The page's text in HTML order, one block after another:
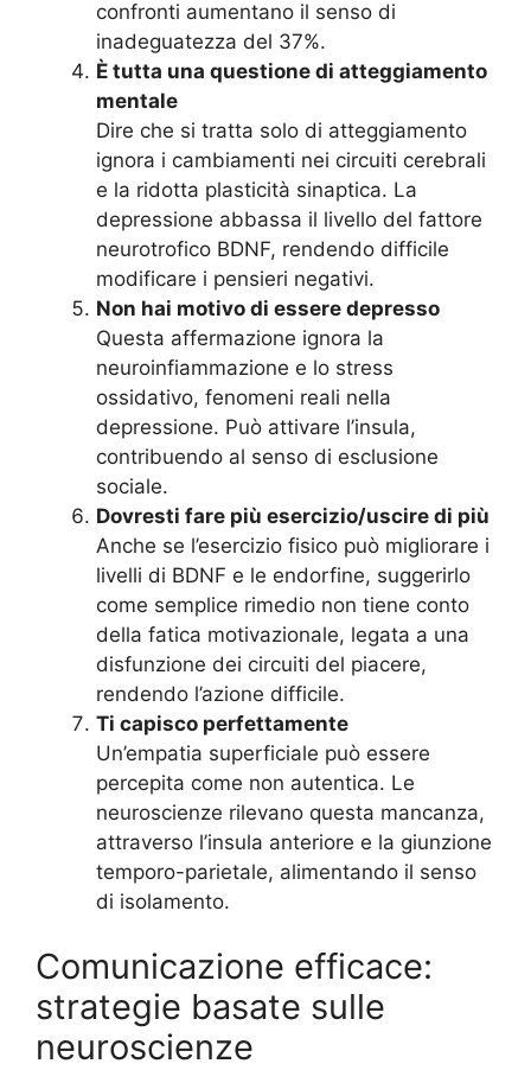
confronti aumentano il senso di
inadeguatezza del 37%.
È tutta una questione di atteggiamento
mentale
Dire che si tratta solo di atteggiamento
ignora i cambiamenti nei circuiti cerebrali
e la ridotta plasticità sinaptica. La
depressione abbassa il livello del fattore
neurotrofico BDNF, rendendo difficile
modificare i pensieri negativi.
Non hai motivo di essere depresso
Questa affermazione ignora la
neuroinfiammazione e lo stress
ossidativo, fenomeni reali nella
depressione. Può attivare l’insula,
contribuendo al senso di esclusione
sociale.
Dovresti fare più esercizio/uscire di più
Anche se l’esercizio fisico può migliorare i
livelli di BDNF e le endorfine, suggerirlo
come semplice rimedio non tiene conto
della fatica motivazionale, legata a una
disfunzione dei circuiti del piacere,
rendendo l’azione difficile.
Ti capisco perfettamente
Un’empatia superficiale può essere
percepita come non autentica. Le
neuroscienze rilevano questa mancanza,
attraverso l’insula anteriore e la giunzione
temporo-parietale, alimentando il senso
di isolamento.
Comunicazione efficace:
strategie basate sulle
neuroscienze